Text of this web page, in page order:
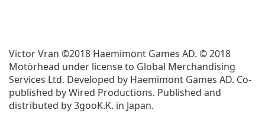
Victor Vran ©2018 Haemimont Games AD. © 2018
Motörhead under license to Global Merchandising
Services Ltd. Developed by Haemimont Games AD. Co-
published by Wired Productions. Published and
distributed by 3gooK.K. in Japan.